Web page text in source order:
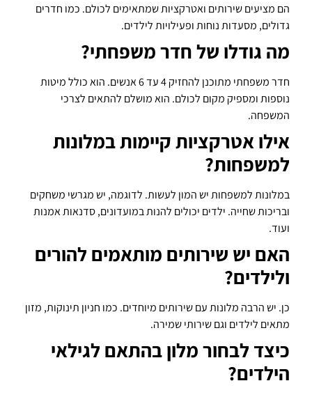
הם מציעים שירותים ואטרקציות שמתאימים לכולם. כמו חדרים
גדולים, מסעדות נוחות ופעילויות לילדים.
מה גודלו של חדר משפחתי?
חדר משפחתי מתוכנן להחזיק 4 עד 6 אנשים. הוא כולל מיטות
נוספות ומספיק מקום לכולם. הוא מושלם להתאים לצרכי
המשפחה.
אילו אטרקציות קיימות במלונות
למשפחות?
במלונות למשפחות יש המון לעשות. לדוגמה, יש מגרשי משחקים
ובריכות שחייה. ילדים יכולים להנות במועדונים, סדנאות אמנות
ועוד.
האם יש שירותים מותאמים להורים
ולילדים?
כן. יש הרבה מלונות עם שירותים מיוחדים. כמו חניון תינוקות, מזון
מתאים לילדים וגם שירותי שמירה.
כיצד לבחור מלון בהתאם לגילאי
הילדים?